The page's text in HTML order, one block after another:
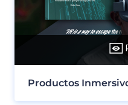
Productos